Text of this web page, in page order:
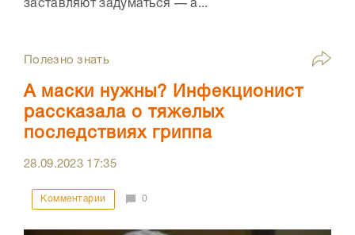
заставляют задуматься — а...
Полезно знать
А маски нужны? Инфекционист
рассказала о тяжелых
последствиях гриппа
28.09.2023 17:35
Комментарии 0